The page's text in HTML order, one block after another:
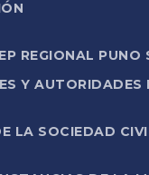
REGIONAL
Y AUTORIDADES
LA SOCIEDAD